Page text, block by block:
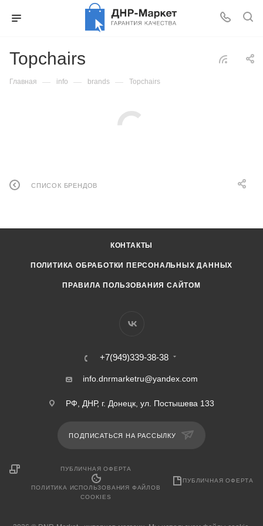
Topchairs
Главная — info — brands — Topchairs
СПИСОК БРЕНДОВ
КОНТАКТЫ
ПОЛИТИКА ОБРАБОТКИ ПЕРСОНАЛЬНЫХ ДАННЫХ
ПРАВИЛА ПОЛЬЗОВАНИЯ САЙТОМ
+7(949)339-38-38
info.dnrmarketru@yandex.com
РФ, ДНР, г. Донецк, ул. Постышева 133
ПОДПИСАТЬСЯ НА РАССЫЛКУ
ПУБЛИЧНАЯ ОФЕРТА
ПОЛИТИКА ИСПОЛЬЗОВАНИЯ ФАЙЛОВ
COOKIES
ПУБЛИЧНАЯ ОФЕРТА